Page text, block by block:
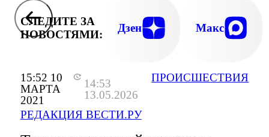
15:52 10
МАРТА
2021
14:53
13.05.2026
РЕДАКЦИЯ ВЕСТИ.РУ
ПРОИСШЕСТВИЯ
СЛЕДИТЕ ЗА
НОВОСТЯМИ:
Дзен Макс